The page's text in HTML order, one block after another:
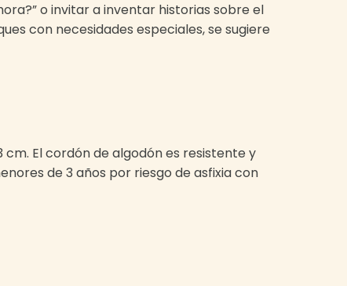
o invitar a inventar historias sobre el
con necesidades especiales, se sugiere
cm. El cordón de algodón es resistente y
de 3 años por riesgo de asfixia con